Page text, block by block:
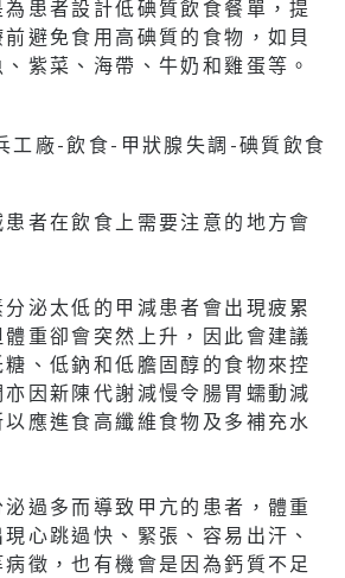
患者設計低碘質飲食餐單，提
避免食用高碘質的食物，如貝
紫菜、海帶、牛奶和雞蛋等。
患者在飲食上需要注意的地方會
分泌太低的甲減患者會出現疲累
重卻會突然上升，因此會建議
、低鈉和低膽固醇的食物來控
因新陳代謝減慢令腸胃蠕動減
應進食高纖維食物及多補充水
過多而導致甲亢的患者，體重
心跳過快、緊張、容易出汗、
徵，也有機會是因為鈣質不足